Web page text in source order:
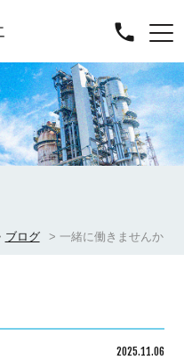
ブログ 一緒に働きませんか
2025.11.06